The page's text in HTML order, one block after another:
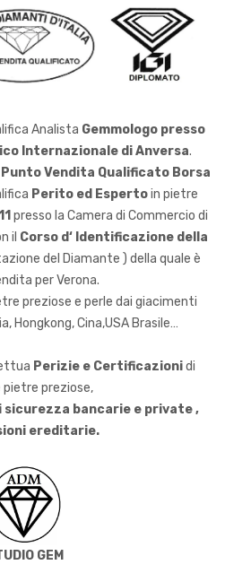
Analista Gemmologo presso
Internazionale di Anversa.
Punto Vendita Qualificato Borsa
Perito ed Espertoin pietre
presso la Camera di Commercio di
il Corso d‘ Identificazione della
del Diamante ) della quale è
per Verona.
preziose e perle dai giacimenti
Hongkong, Cina,USA Brasile…
Perizie e Certificazionidi
pietre preziose,
bancarie e private ,
ereditarie.
GEM